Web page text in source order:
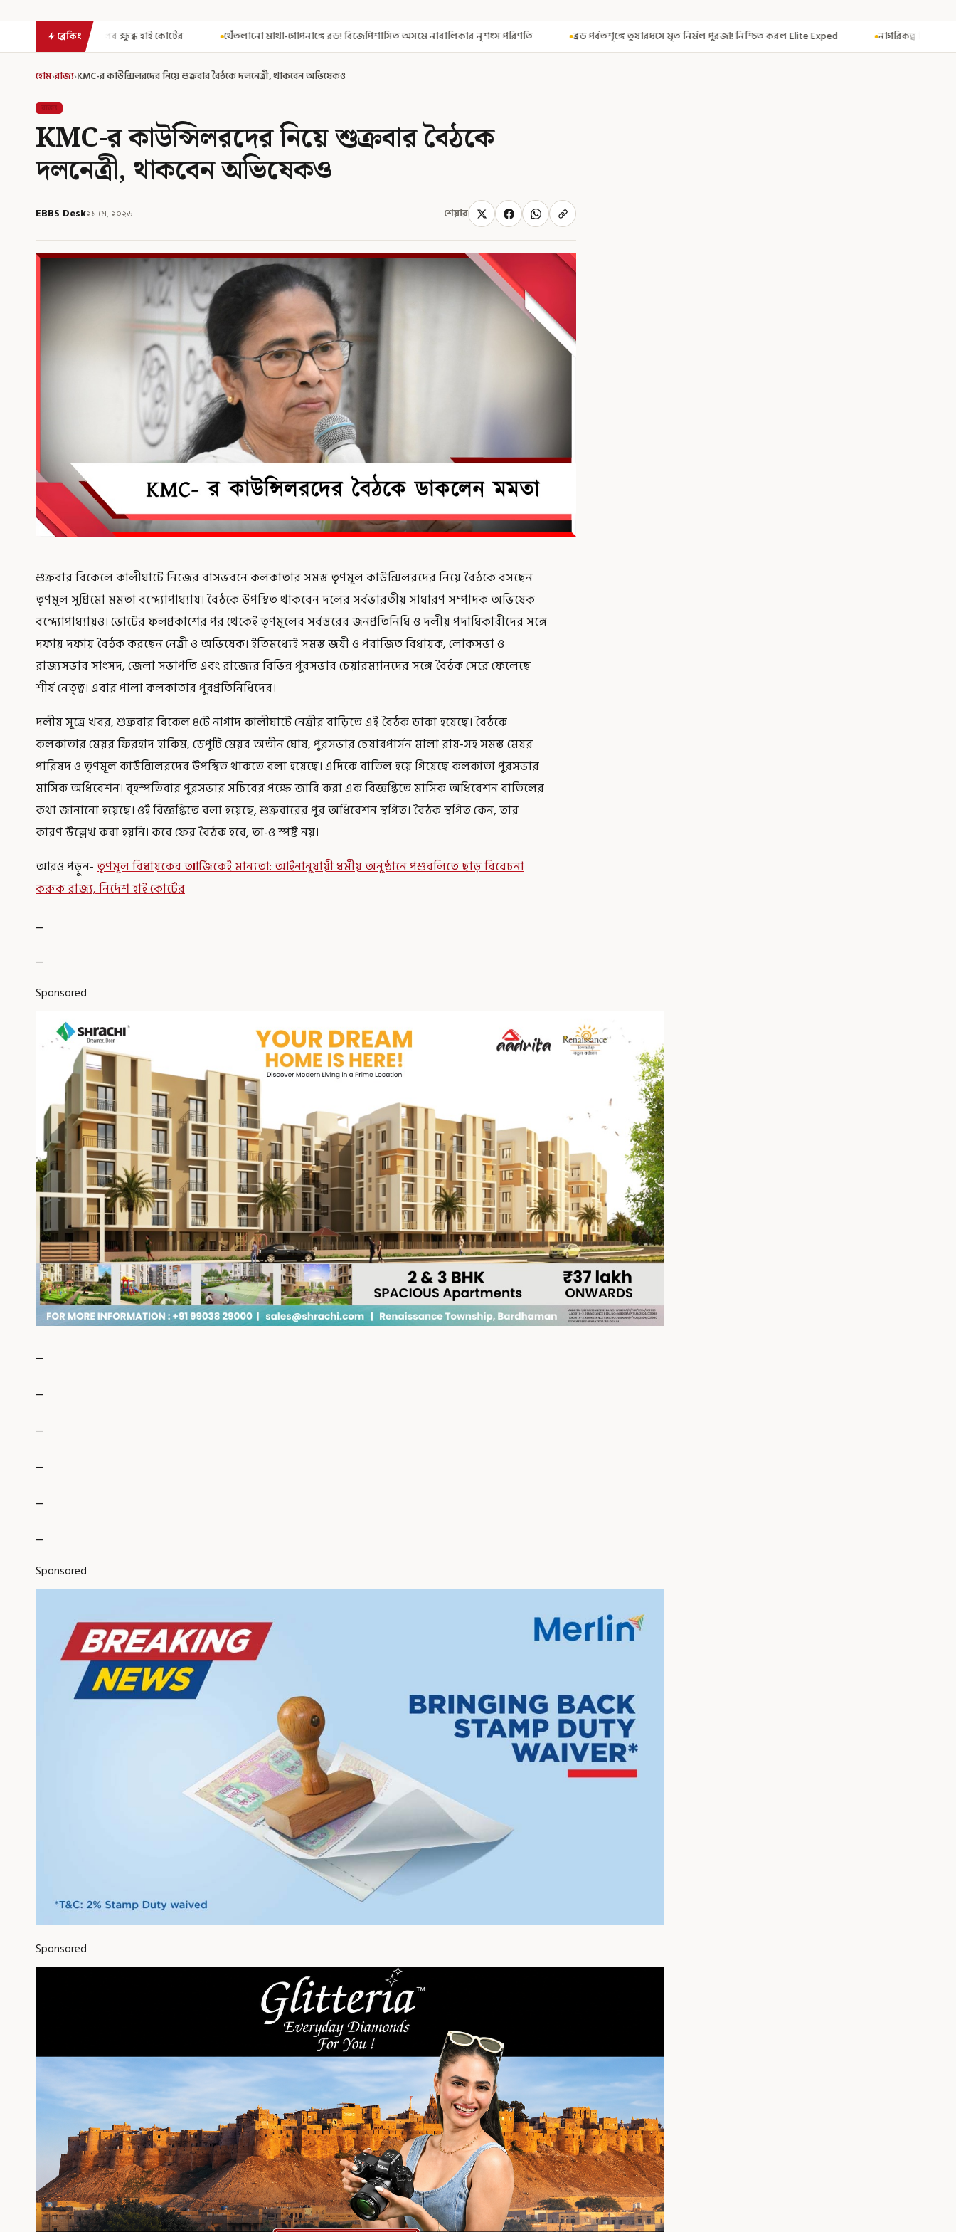
ব্রেকিং
ক্ষুব্ধ হাই কোর্টের থেঁতলানো মাথা-গোপনাঙ্গে রড! বিজেপিশাসিত অসমে নাবালিকার নৃশংস পরিণতি ব্রড পর্বতশৃঙ্গে তুষারধসে মৃত নির্মল পুরজা! নিশ্চিত করল Elite Exped নাগরিকত্ব দিতেই CAA! ৩০০ মতুয়াকে
হোম›রাজ্য›KMC-র কাউন্সিলরদের নিয়ে শুক্রবার বৈঠকে দলনেত্রী, থাকবেন অভিষেকও
রাজ্য
KMC-র কাউন্সিলরদের নিয়ে শুক্রবার বৈঠকে
দলনেত্রী, থাকবেন অভিষেকও
EBBS Desk২১ মে, ২০২৬ শেয়ার
শুক্রবার বিকেলে কালীঘাটে নিজের বাসভবনে কলকাতার সমস্ত তৃণমূল কাউন্সিলরদের নিয়ে বৈঠকে বসছেন
তৃণমূল সুপ্রিমো মমতা বন্দ্যোপাধ্যায়। বৈঠকে উপস্থিত থাকবেন দলের সর্বভারতীয় সাধারণ সম্পাদক অভিষেক
বন্দ্যোপাধ্যায়ও। ভোটের ফলপ্রকাশের পর থেকেই তৃণমূলের সর্বস্তরের জনপ্রতিনিধি ও দলীয় পদাধিকারীদের সঙ্গে
দফায় দফায় বৈঠক করছেন নেত্রী ও অভিষেক। ইতিমধ্যেই সমস্ত জয়ী ও পরাজিত বিধায়ক, লোকসভা ও
রাজ্যসভার সাংসদ, জেলা সভাপতি এবং রাজ্যের বিভিন্ন পুরসভার চেয়ারম্যানদের সঙ্গে বৈঠক সেরে ফেলেছে
শীর্ষ নেতৃত্ব। এবার পালা কলকাতার পুরপ্রতিনিধিদের।
দলীয় সূত্রে খবর, শুক্রবার বিকেল ৪টে নাগাদ কালীঘাটে নেত্রীর বাড়িতে এই বৈঠক ডাকা হয়েছে। বৈঠকে
কলকাতার মেয়র ফিরহাদ হাকিম, ডেপুটি মেয়র অতীন ঘোষ, পুরসভার চেয়ারপার্সন মালা রায়-সহ সমস্ত মেয়র
পারিষদ ও তৃণমূল কাউন্সিলরদের উপস্থিত থাকতে বলা হয়েছে। এদিকে বাতিল হয়ে গিয়েছে কলকাতা পুরসভার
মাসিক অধিবেশন। বৃহস্পতিবার পুরসভার সচিবের পক্ষে জারি করা এক বিজ্ঞপ্তিতে মাসিক অধিবেশন বাতিলের
কথা জানানো হয়েছে। ওই বিজ্ঞপ্তিতে বলা হয়েছে, শুক্রবারের পুর অধিবেশন স্থগিত। বৈঠক স্থগিত কেন, তার
কারণ উল্লেখ করা হয়নি। কবে ফের বৈঠক হবে, তা-ও স্পষ্ট নয়।
আরও পড়ুন-তৃণমূল বিধায়কের আর্জিকেই মান্যতা: আইনানুযায়ী ধর্মীয় অনুষ্ঠানে পশুবলিতে ছাড় বিবেচনা
করুক রাজ্য, নির্দেশ হাই কোর্টের
_
_
Sponsored
_
_
_
_
_
_
Sponsored
Sponsored